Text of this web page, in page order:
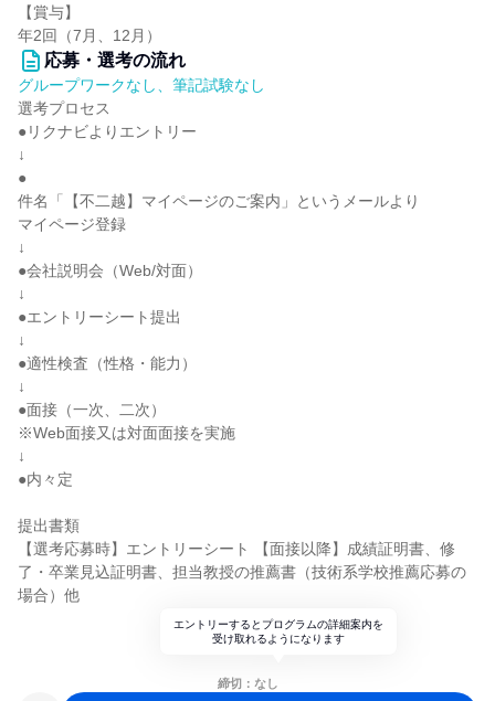
【賞与】
年2回（7月、12月）
応募・選考の流れ
グループワークなし、筆記試験なし
選考プロセス
●リクナビよりエントリー
↓
●
件名「【不二越】マイページのご案内」というメールより
マイページ登録
↓
●会社説明会（Web/対面）
↓
●エントリーシート提出
↓
●適性検査（性格・能力）
↓
●面接（一次、二次）
※Web面接又は対面面接を実施
↓
●内々定
提出書類
【選考応募時】エントリーシート 【面接以降】成績証明書、修
了・卒業見込証明書、担当教授の推薦書（技術系学校推薦応募の
場合）他
エントリーするとプログラムの詳細案内を
受け取れるようになります
締切：なし